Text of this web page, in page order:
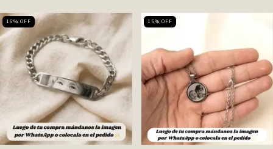
16% OFF 15% OFF